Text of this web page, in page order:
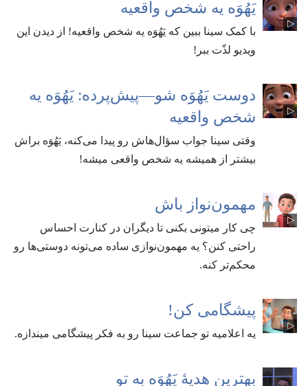
یَهُوَه یه شخص واقعیه
با کمک سینا ببین که یَهُوَه یه شخص واقعیه!‏ از دیدن این
ویدیو لذّت ببر!‏
دوست یَهُوَه شو—‏پیش‌پرده:‏ یَهُوَه یه
شخص واقعیه
وقتی سینا جواب سؤال‌هاش رو پیدا می‌کنه،‏ یَهُوَه براش
بیشتر از همیشه یه شخص واقعی میشه!‏
مهمون‌نواز باش
چی کار میتونی بکنی تا دیگران در کنارت احساس
راحتی کنن؟‏ یه مهمون‌نوازی ساده می‌تونه دوستی‌ها رو
محکم‌تر کنه.‏
پیشگامی کن!‏
یه اعلامیه تو جماعت سینا رو به فکر پیشگامی میندازه.‏
بهترین هدیهٔ یَهُوَه به تو